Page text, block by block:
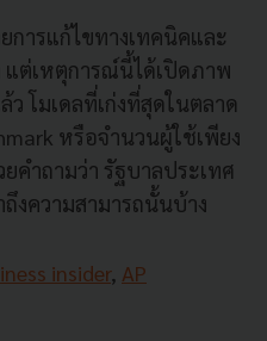
การแก้ไขทางเทคนิคและ
แต่เหตุการณ์นี้ได้เปิดภาพ
โมเดลที่เก่งที่สุดในตลาด
หรือจำนวนผู้ใช้เพียง
คำถามว่า รัฐบาลประเทศ
งความสามารถนั้นบ้าง
insider, AP